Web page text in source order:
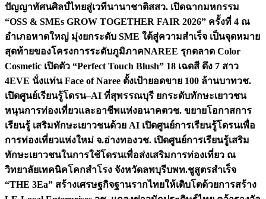
ปัญญาทัศนศิลป์ไทยสู่เวทีนานาชาติสสว. เปิดฉากมหกรรม
“OSS & SMEs GROW TOGETHER FAIR 2026” ครั้งที่ 4 ณ
อำเภอหาดใหญ่ มุ่งยกระดับ SME ใต้สู่ความสำเร็จ เป็นจุดหมาย
สุดท้ายของโครงการระดับภูมิภาคNAREE รุกตลาด Color
Cosmetic เปิดตัว “Perfect Touch Blush” 18 เฉดสี ดึง 7 สาว
4EVE นั่งแท่น Face of Naree ตั้งเป้ายอดขาย 100 ล้านบาทวช.
เปิดศูนย์เรียนรู้โดรน–AI ที่สุพรรณบุรี ยกระดับทักษะเยาวชน
หนุนการท่องเที่ยวและอาชีพแห่งอนาคตวช. ขยายโอกาสการ
เรียนรู้ เสริมทักษะเยาวชนด้วย AI เปิดศูนย์การเรียนรู้โดรนเพื่อ
การท่องเที่ยวแห่งใหม่ จ.อ่างทองวช. เปิดศูนย์การเรียนรู้เสริม
ทักษะเยาวชนในการใช้โดรนเพื่อส่งเสริมการท่องเที่ยว ณ
วิทยาลัยเทคนิคโคกสำโรง จังหวัดลพบุรีบพท.ชูสูตรสำเร็จ
“THE 3Ea” สร้างเศรษฐกิจฐานรากไทยให้เติบโตด้วยการสร้าง